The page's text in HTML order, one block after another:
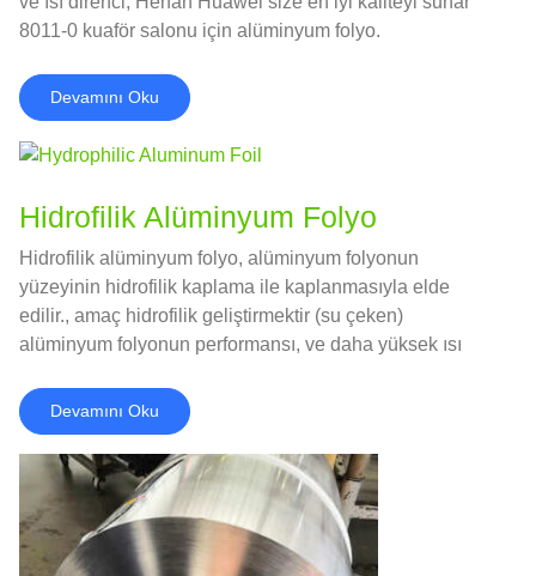
8011-0 kuaför salonu için alüminyum folyo.
Devamını Oku
Hidrofilik Alüminyum Folyo
Hidrofilik alüminyum folyo, alüminyum folyonun
yüzeyinin hidrofilik kaplama ile kaplanmasıyla elde
edilir., amaç hidrofilik geliştirmektir (su çeken)
alüminyum folyonun performansı, ve daha yüksek ısı
Devamını Oku